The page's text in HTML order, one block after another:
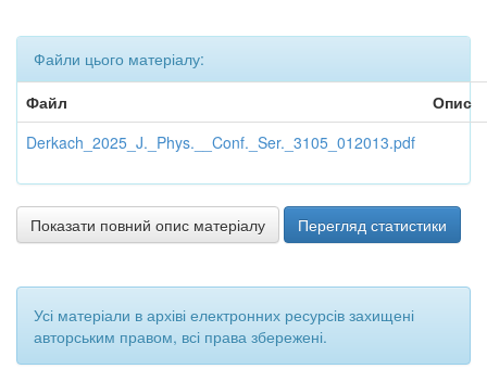
Файли цього матеріалу:
Файл
Опис
Derkach_2025_J._Phys.__Conf._Ser._3105_012013.pdf
Показати повний опис матеріалу Перегляд статистики
Усі матеріали в архіві електронних ресурсів захищені
авторським правом, всі права збережені.